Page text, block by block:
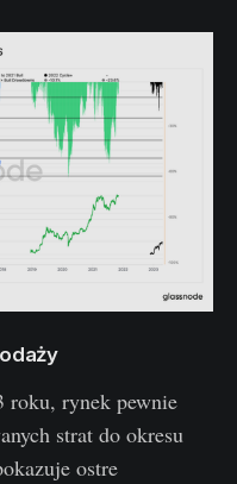
roku, rynek pewnie
strat do okresu
ostre